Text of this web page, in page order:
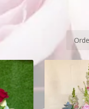
153